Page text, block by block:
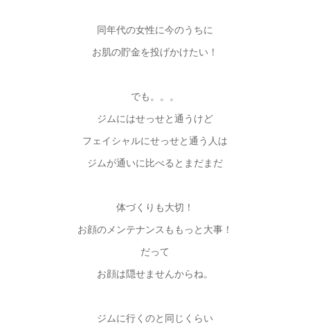
同年代の女性に今のうちに
お肌の貯金を投げかけたい！
でも。。。
ジムにはせっせと通うけど
フェイシャルにせっせと通う人は
ジムが通いに比べるとまだまだ
体づくりも大切！
お顔のメンテナンスももっと大事！
だって
お顔は隠せませんからね。
ジムに行くのと同じくらい